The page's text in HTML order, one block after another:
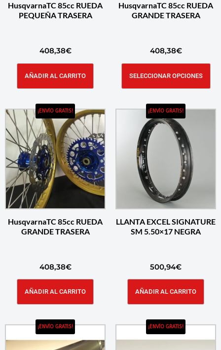
HusqvarnaTC 85cc RUEDA
PEQUEÑA TRASERA
408,38€
AÑADIR AL CARRITO
HusqvarnaTC 85cc RUEDA
GRANDE TRASERA
408,38€
SELECCIONAR OPCIONES
¡ENVÍO GRATIS!
HusqvarnaTC 85cc RUEDA
GRANDE TRASERA
408,38€
AÑADIR AL CARRITO
¡ENVÍO GRATIS!
LLANTA EXCEL SIGNATURE
SM 5.50×17 NEGRA
500,94€
AÑADIR AL CARRITO
¡ENVÍO GRATIS! ¡ENVÍO GRATIS!